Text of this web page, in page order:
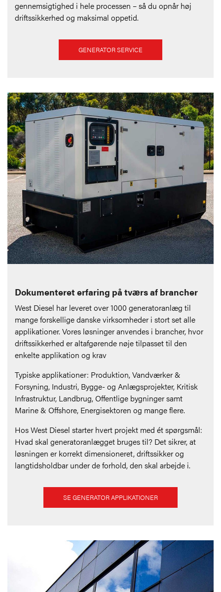
gennemsigtighed i hele processen – så du opnår høj
driftssikkerhed og maksimal oppetid.
GENERATOR SERVICE
Dokumenteret erfaring på tværs af brancher
West Diesel har leveret over 1000 generatoranlæg til
mange forskellige danske virksomheder i stort set alle
applikationer. Vores løsninger anvendes i brancher, hvor
driftssikkerhed er altafgørende nøje tilpasset til den
enkelte applikation og krav
Typiske applikationer: Produktion, Vandværker &
Forsyning, Industri, Bygge- og Anlægsprojekter, Kritisk
Infrastruktur, Landbrug, Offentlige bygninger samt
Marine & Offshore, Energisektoren og mange flere.
Hos West Diesel starter hvert projekt med ét spørgsmål:
Hvad skal generatoranlægget bruges til? Det sikrer, at
løsningen er korrekt dimensioneret, driftssikker og
langtidsholdbar under de forhold, den skal arbejde i.
SE GENERATOR APPLIKATIONER